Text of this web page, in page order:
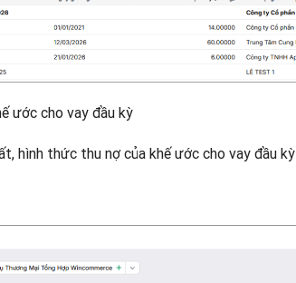
ước cho vay đầu kỳ
hình thức thu nợ của khế ước cho vay đầu kỳ